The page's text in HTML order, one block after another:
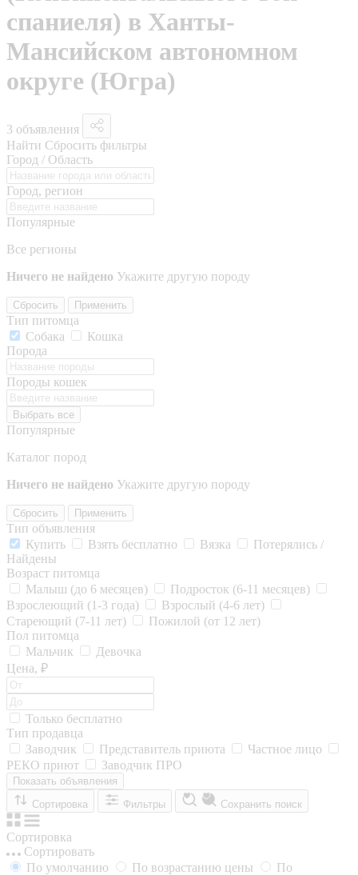
спаниеля) в Ханты-
Мансийском автономном
округе (Югра)
3 объявления
Найти Сбросить фильтры
Город / Область
Город, регион
Популярные
Все регионы
Ничего не найдено Укажите другую породу
Сбросить Применить
Тип питомца
Собака
Кошка
Порода
Породы кошек
Выбрать все
Популярные
Каталог пород
Ничего не найдено Укажите другую породу
Сбросить Применить
Тип объявления
Купить
Взять бесплатно Вязка
Потерялись /
Найдены
Возраст питомца
Малыш (до 6 месяцев)
Подросток (6-11 месяцев)
Взрослеющий (1-3 года)
Взрослый (4-6 лет)
Стареющий (7-11 лет)
Пожилой (от 12 лет)
Пол питомца
Мальчик
Девочка
Цена, ₽
Только бесплатно
Тип продавца
Заводчик
Представитель приюта
Частное лицо
РЕКО приют
Заводчик ПРО
Показать объявления
Сортировка
Фильтры Сохранить поиск
Сортировка
Сортировать
По умолчанию
По возрастанию цены
По